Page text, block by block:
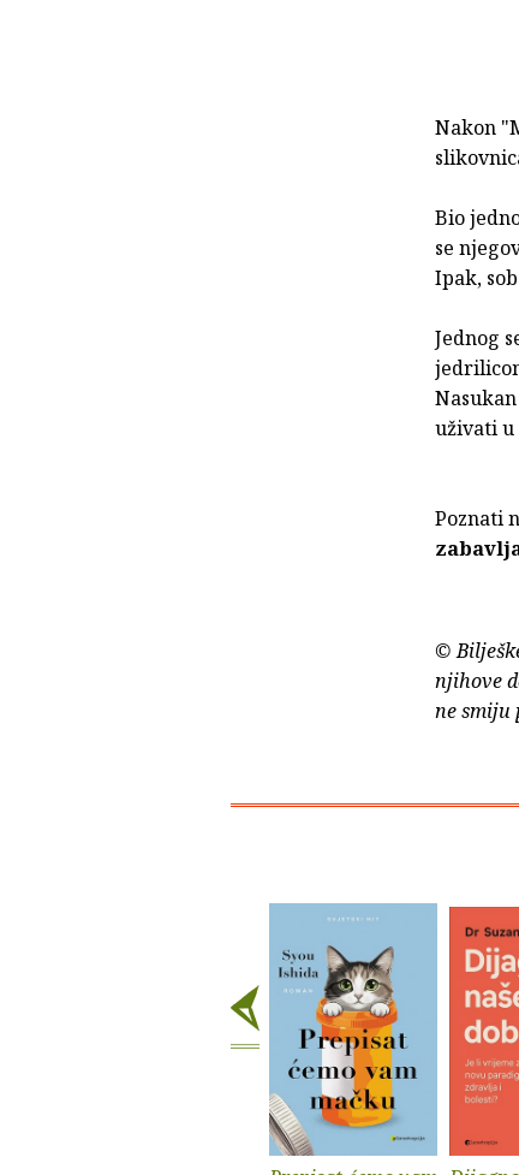
Nakon
Bio
se
Ipak,
Jednog
uživati u
Poznati
©
njihove
ne smiju